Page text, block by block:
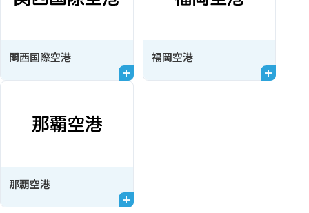
関西国際空港 福岡空港
那覇空港